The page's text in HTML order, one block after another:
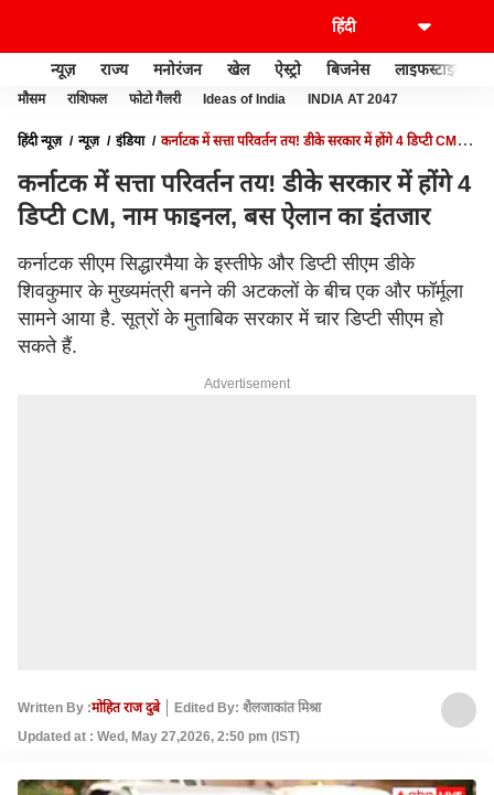
न्यूज़ राज्य मनोरंजन खेल ऐस्ट्रो बिजनेस लाइफस्टाइल
मौसम राशिफल फोटो गैलरी Ideas of India INDIA AT 2047
हिंदी न्यूज़ न्यूज़ इंडिया
कर्नाटक में सत्ता परिवर्तन तय! डीके सरकार में होंगे 4 डिप्टी CM,
कर्नाटक में सत्ता परिवर्तन तय! डीके सरकार में होंगे 4
डिप्टी CM, नाम फाइनल, बस ऐलान का इंतजार
कर्नाटक सीएम सिद्धारमैया के इस्तीफे और डिप्टी सीएम डीके
शिवकुमार के मुख्यमंत्री बनने की अटकलों के बीच एक और फॉर्मूला
सामने आया है. सूत्रों के मुताबिक सरकार में चार डिप्टी सीएम हो
सकते हैं.
Advertisement
Written By :मोहित राज दुबे
Edited By: शैलजाकांत मिश्रा
Updated at : Wed, May 27,2026, 2:50 pm (IST)